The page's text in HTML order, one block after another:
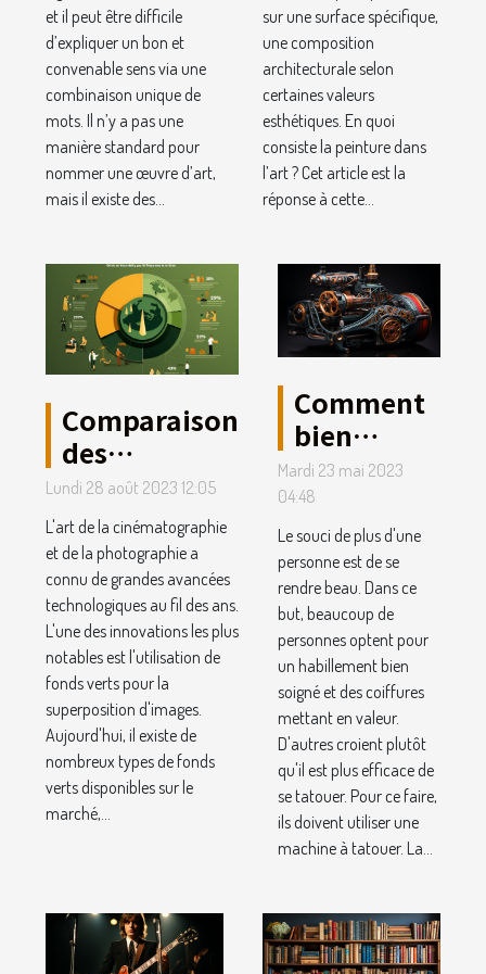
et il peut être difficile
d’expliquer un bon et
convenable sens via une
combinaison unique de
mots. Il n’y a pas une
manière standard pour
nommer une œuvre d’art,
mais il existe des...
sur une surface spécifique,
une composition
architecturale selon
certaines valeurs
esthétiques. En quoi
consiste la peinture dans
l’art ? Cet article est la
réponse à cette...
Comparaison
des
différents
types de
fonds verts
disponibles
en 2022
Lundi 28 août 2023 12:05
L'art de la cinématographie
et de la photographie a
connu de grandes avancées
technologiques au fil des ans.
L'une des innovations les plus
notables est l'utilisation de
fonds verts pour la
superposition d'images.
Aujourd'hui, il existe de
nombreux types de fonds
verts disponibles sur le
marché,...
Comment
bien
choisir sa
machine à
tatouer ?
Mardi 23 mai 2023
04:48
Le souci de plus d'une
personne est de se
rendre beau. Dans ce
but, beaucoup de
personnes optent pour
un habillement bien
soigné et des coiffures
mettant en valeur.
D'autres croient plutôt
qu'il est plus efficace de
se tatouer. Pour ce faire,
ils doivent utiliser une
machine à tatouer. La...